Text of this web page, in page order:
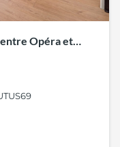
Opéra et